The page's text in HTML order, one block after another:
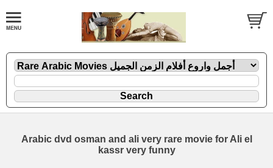
Arabic dvd osman and ali very rare movie for Ali el
kassr very funny